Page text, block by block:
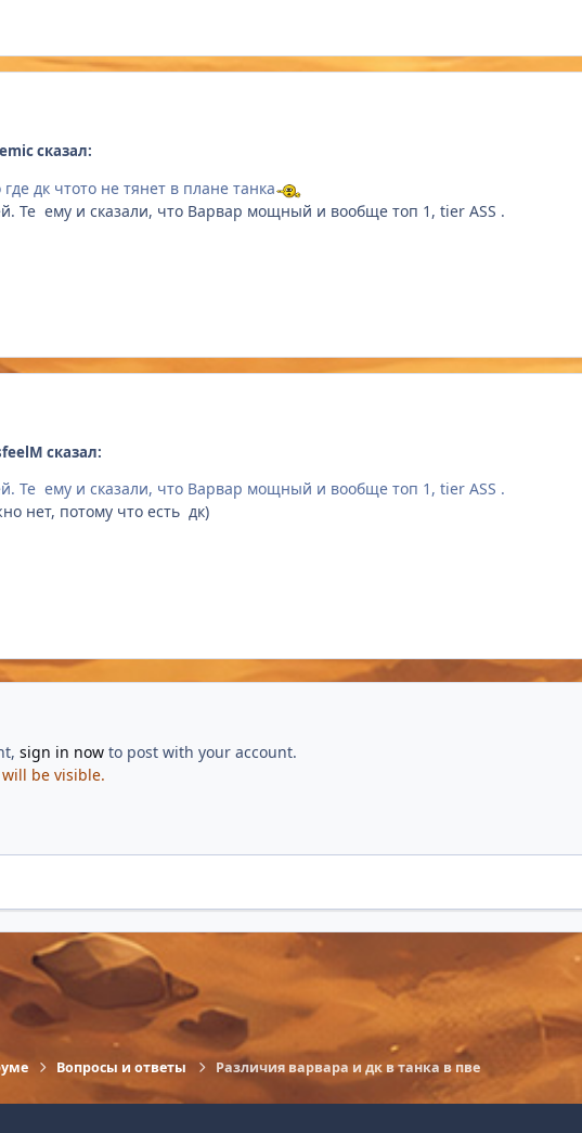
сказал:
дк чтото не тянет в плане танка
Те ему и сказали, что Варвар мощный и вообще топ 1, tier ASS .
сказал:
Те ему и сказали, что Варвар мощный и вообще топ 1, tier ASS .
нет, потому что есть дк)
sign in nowto post with your account.
be visible.
Вопросы и ответы Различия варвара и дк в танка в пве